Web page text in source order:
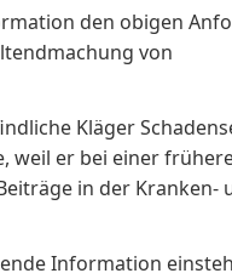
den obigen
von
Kläger
weil er bei einer
in der Kranken-
Information